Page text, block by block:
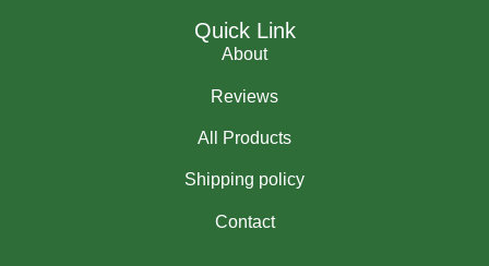
Quick Link
About
Reviews
All Products
Shipping policy
Contact